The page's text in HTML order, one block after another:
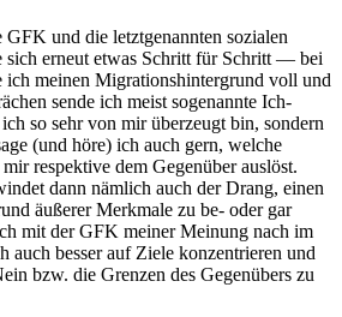
und die letztgenannten sozialen
sich erneut etwas Schritt für Schritt — bei
meinen Migrationshintergrund voll und
sende ich meist sogenannte Ich-
so sehr von mir überzeugt bin, sondern
(und höre) ich auch gern, welche
respektive dem Gegenüber auslöst.
dann nämlich auch der Drang, einen
äußerer Merkmale zu be- oder gar
mit der GFK meiner Meinung nach im
auch besser auf Ziele konzentrieren und
bzw. die Grenzen des Gegenübers zu